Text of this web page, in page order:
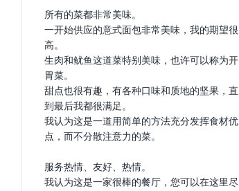
所有的菜都非常美味。
一开始供应的意式面包非常美味，我的期望很
高。
生肉和鱿鱼这道菜特别美味，也许可以称为开
胃菜。
甜点也很有趣，有各种口味和质地的坚果，直
到最后我都很满足。
我认为这是一道用简单的方法充分发挥食材优
点，而不分散注意力的菜。
服务热情、友好、热情。
我认为这是一家很棒的餐厅，您可以在这里尽